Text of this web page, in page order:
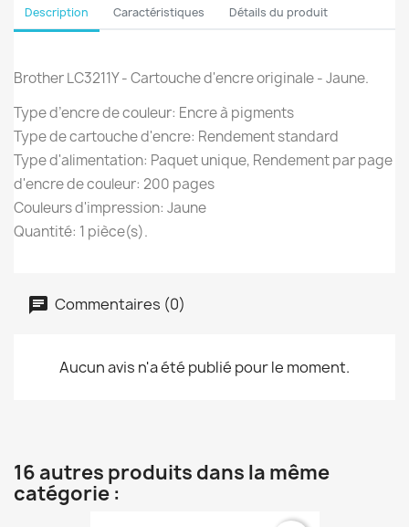
Description Caractéristiques Détails du produit
Brother LC3211Y - Cartouche d'encre originale - Jaune.
Type d’encre de couleur: Encre à pigments
Type de cartouche d'encre: Rendement standard
Type d'alimentation: Paquet unique, Rendement par page
d'encre de couleur: 200 pages
Couleurs d'impression: Jaune
Quantité: 1 pièce(s).
Commentaires (0)
Aucun avis n'a été publié pour le moment.
16 autres produits dans la même
catégorie :